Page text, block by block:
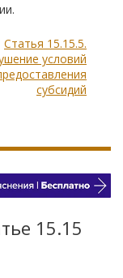
Статья 15.15.5.
условий
субсидий
15.15